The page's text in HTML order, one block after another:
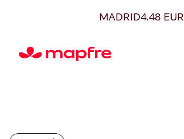
MADRID4.48 EUR